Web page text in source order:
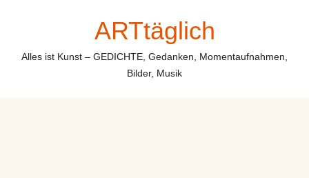
ARTtäglich
Alles ist Kunst – GEDICHTE, Gedanken, Momentaufnahmen,
Bilder, Musik